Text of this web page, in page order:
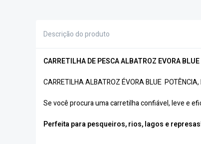
Descrição do produto
CARRETILHA DE PESCA ALBATROZ EVORA
CARRETILHA ALBATROZ ÉVORA BLUE POTÊNCIA,
Se você procura uma carretilha confiável, leve e
Perfeita para pesqueiros, rios, lagos e